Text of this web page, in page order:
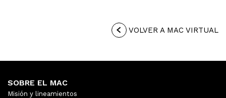
VOLVER A MAC VIRTUAL
SOBRE EL MAC
Misión y lineamientos